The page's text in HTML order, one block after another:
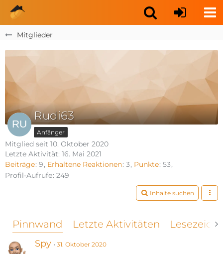
Mitglieder
Rudi63
Anfänger
Mitglied seit 10. Oktober 2020
Letzte Aktivität: 16. Mai 2021
Beiträge 9 Erhaltene Reaktionen 3 Punkte 53
Profil-Aufrufe 249
Inhalte suchen
Pinnwand Letzte Aktivitäten
Spy 31. Oktober 2020